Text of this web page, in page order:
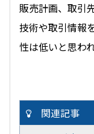
販売計画、取引
技術や取引情報
性は低いと思われ
関連記事